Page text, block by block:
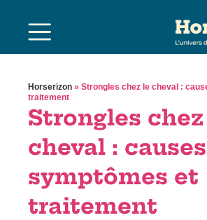
Horserizon » Strongles chez le cheval :
traitement
Strongles
cheval :
symptômes et
traitement